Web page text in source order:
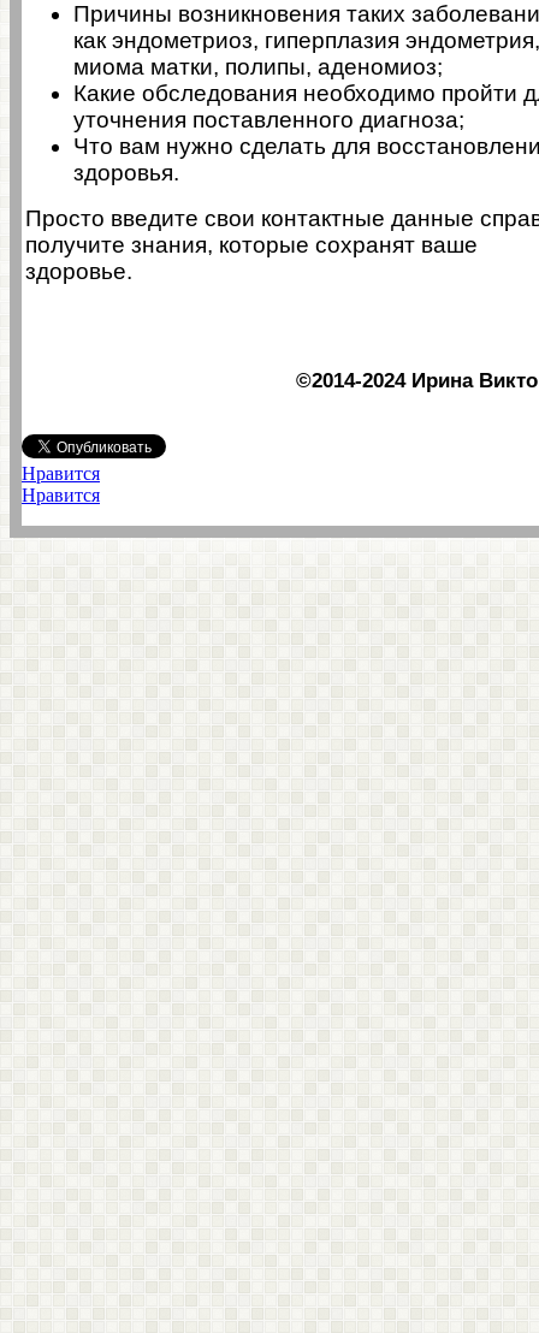
Причины возникновения таких
как эндометриоз, гиперплазия эндометрия,
миома матки, полипы, аденомиоз;
Какие обследования необходимо пройти
уточнения поставленного диагноза;
Что вам нужно сделать для
здоровья.
Просто введите свои контактные данные
получите знания, которые сохранят ваше
здоровье.
©2014-2024 Ирина
Нравится
Нравится